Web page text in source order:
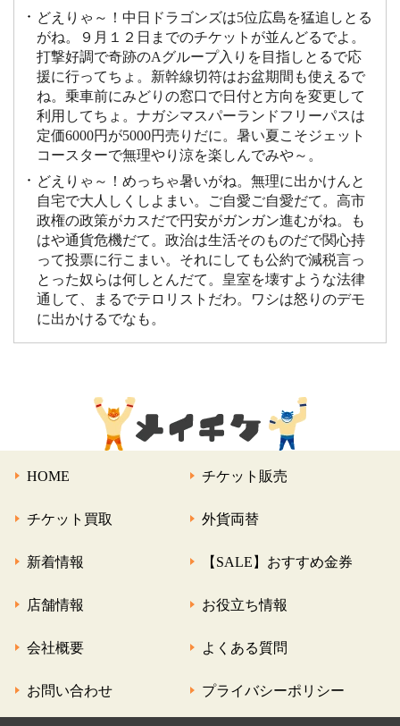
どえりゃ～！中日ドラゴンズは5位広島を猛追しとる
がね。９月１２日までのチケットが並んどるでよ。
打撃好調で奇跡のAグループ入りを目指しとるで応
援に行ってちょ。新幹線切符はお盆期間も使えるで
ね。乗車前にみどりの窓口で日付と方向を変更して
利用してちょ。ナガシマスパーランドフリーパスは
定価6000円が5000円売りだに。暑い夏こそジェット
コースターで無理やり涼を楽しんでみや～。
どえりゃ～！めっちゃ暑いがね。無理に出かけんと
自宅で大人しくしよまい。ご自愛ご自愛だて。高市
政権の政策がカスだで円安がガンガン進むがね。も
はや通貨危機だて。政治は生活そのものだで関心持
って投票に行こまい。それにしても公約で減税言っ
とった奴らは何しとんだて。皇室を壊すような法律
通して、まるでテロリストだわ。ワシは怒りのデモ
に出かけるでなも。
HOME チケット販売
チケット買取 外貨両替
新着情報 【SALE】おすすめ金券
店舗情報 お役立ち情報
会社概要 よくある質問
お問い合わせ プライバシーポリシー